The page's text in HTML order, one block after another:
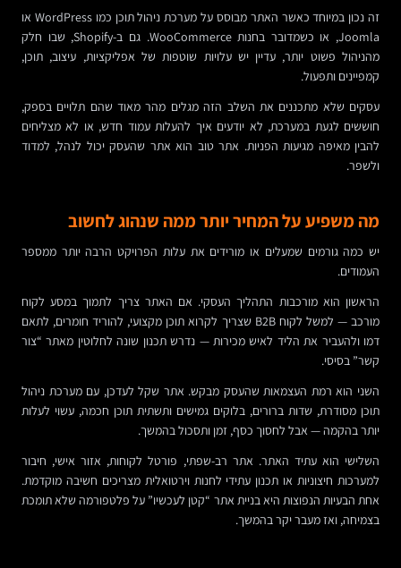
זה נכון במיוחד כאשר האתר מבוסס על מערכת ניהול תוכן כמו WordPress או
Joomla, או כשמדובר בחנות WooCommerce. גם ב-Shopify, שבו חלק
מהניהול פשוט יותר, עדיין יש עלויות שוטפות של אפליקציות, עיצוב, תוכן,
קמפיינים ותפעול.
עסקים שלא מתכננים את השלב הזה מגלים מהר מאוד שהם תלויים בספק,
חוששים לגעת במערכת, לא יודעים איך להעלות עמוד חדש, או לא מצליחים
להבין מאיפה מגיעות הפניות. אתר טוב הוא אתר שהעסק יכול לנהל, למדוד
ולשפר.
מה משפיע על המחיר יותר ממה שנהוג לחשוב
יש כמה גורמים שמעלים או מורידים את עלות הפרויקט הרבה יותר ממספר
העמודים.
הראשון הוא מורכבות התהליך העסקי. אם האתר צריך לתמוך במסע לקוח
מורכב — למשל לקוח B2B שצריך לקרוא תוכן מקצועי, להוריד חומרים, לתאם
דמו ולהעביר את הליד לאיש מכירות — נדרש תכנון שונה לחלוטין מאתר “צור
קשר” בסיסי.
השני הוא רמת העצמאות שהעסק מבקש. אתר שקל לעדכן, עם מערכת ניהול
תוכן מסודרת, שדות ברורים, בלוקים גמישים ותשתית תוכן חכמה, עשוי לעלות
יותר בהקמה — אבל לחסוך כסף, זמן ותסכול בהמשך.
השלישי הוא עתיד האתר. אתר רב-שפתי, פורטל לקוחות, אזור אישי, חיבור
למערכות חיצוניות או תכנון עתידי לחנות וירטואלית מצריכים חשיבה מוקדמת.
אחת הבעיות הנפוצות היא בניית אתר “קטן לעכשיו” על פלטפורמה שלא תומכת
בצמיחה, ואז מעבר יקר בהמשך.